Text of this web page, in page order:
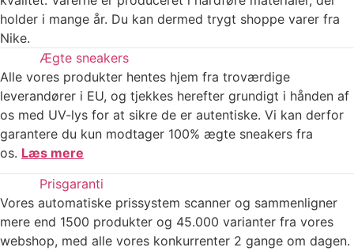
holder i mange år. Du kan dermed trygt shoppe varer fra
Nike.
Ægte sneakers
Alle vores produkter hentes hjem fra troværdige
leverandører i EU, og tjekkes herefter grundigt i hånden af
os med UV-lys for at sikre de er autentiske. Vi kan derfor
garantere du kun modtager 100% ægte sneakers fra
os. Læs mere
Prisgaranti
Vores automatiske prissystem scanner og sammenligner
mere end 1500 produkter og 45.000 varianter fra vores
webshop, med alle vores konkurrenter 2 gange om dagen.